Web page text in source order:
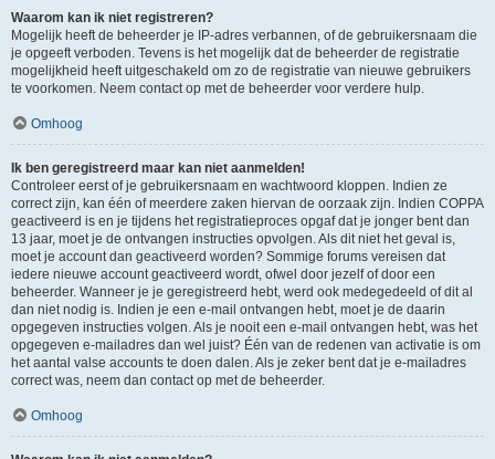
Waarom kan ik niet registreren?
Mogelijk heeft de beheerder je IP-adres verbannen, of de gebruikersnaam die
je opgeeft verboden. Tevens is het mogelijk dat de beheerder de registratie
mogelijkheid heeft uitgeschakeld om zo de registratie van nieuwe gebruikers
te voorkomen. Neem contact op met de beheerder voor verdere hulp.
Omhoog
Ik ben geregistreerd maar kan niet aanmelden!
Controleer eerst of je gebruikersnaam en wachtwoord kloppen. Indien ze
correct zijn, kan één of meerdere zaken hiervan de oorzaak zijn. Indien COPPA
geactiveerd is en je tijdens het registratieproces opgaf dat je jonger bent dan
13 jaar, moet je de ontvangen instructies opvolgen. Als dit niet het geval is,
moet je account dan geactiveerd worden? Sommige forums vereisen dat
iedere nieuwe account geactiveerd wordt, ofwel door jezelf of door een
beheerder. Wanneer je je geregistreerd hebt, werd ook medegedeeld of dit al
dan niet nodig is. Indien je een e-mail ontvangen hebt, moet je de daarin
opgegeven instructies volgen. Als je nooit een e-mail ontvangen hebt, was het
opgegeven e-mailadres dan wel juist? Één van de redenen van activatie is om
het aantal valse accounts te doen dalen. Als je zeker bent dat je e-mailadres
correct was, neem dan contact op met de beheerder.
Omhoog